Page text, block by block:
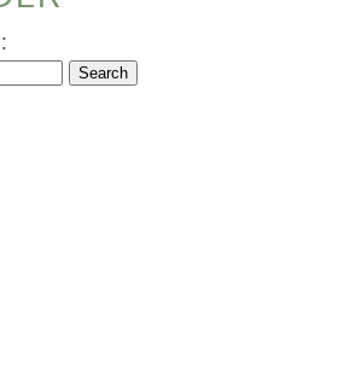
TERMINARCHIV
TEXTE